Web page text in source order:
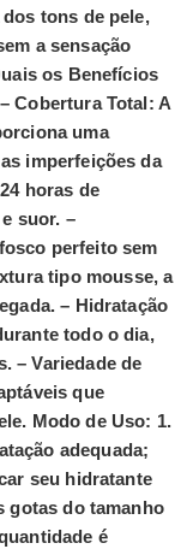
tons de pele,
a sensação
os Benefícios
Cobertura Total: A
uma
imperfeições da
horas de
suor. –
perfeito sem
tipo mousse, a
– Hidratação
todo o dia,
–Variedade de
que
Modo de Uso: 1.
adequada;
seu hidratante
gotas do tamanho
é